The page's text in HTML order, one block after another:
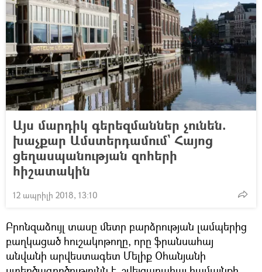
Այս մարդիկ գերեզմաններ չունեն.
խաչքար Ամստերդամում` Հայոց
ցեղասպանության զոհերի
հիշատակին
12 ապրիլի 2018, 13:10
Բրոնզաձույլ տասը մետր բարձրության լամպերից
բաղկացած հուշակոթողը, որը ֆրանսահայ
անվանի արվեստագետ Մելիք Օհանյանի